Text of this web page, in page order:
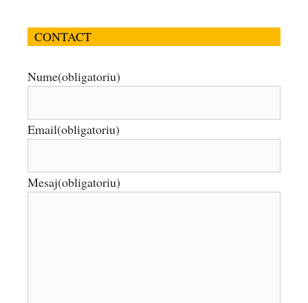
CONTACT
Nume(obligatoriu)
Email(obligatoriu)
Mesaj(obligatoriu)